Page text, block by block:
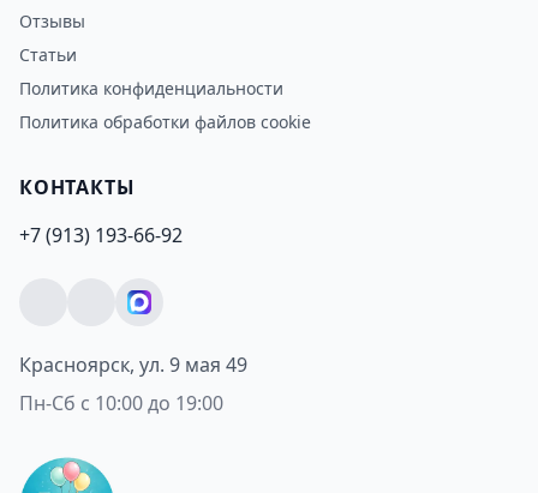
Отзывы
Статьи
Политика конфиденциальности
Политика обработки файлов cookie
КОНТАКТЫ
+7 (913) 193-66-92
Красноярск, ул. 9 мая 49
Пн-Сб с 10:00 до 19:00